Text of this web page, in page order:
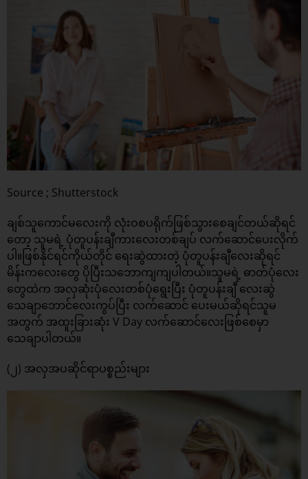
Source ; Shutterstock
ချစ်သူကောင်မလေးကို လုံးဝစပရိုက်ဖြစ်သွားစေချင်တယ်ဆိုရင်
တော့ သူမရဲ့ ပုံတူပန်းချီကားလေးတစ်ချပ် လက်ဆောင်ပေးလိုက်
ပါ။ဖြစ်နိုင်ရင်ကိုယ်တိုင် ရေးဆွဲထားတဲ့ ပုံတူပန်းချီလေးဆိုရင်
မိန်းကလေးတွေ ပိုပြီးသဘောကျကျပါတယ်။သူမရဲ့ ဓာတ်ပုံလေး
တွေထဲက အလှဆုံးပုံလေးတစ်ပုံရွေးပြီး ပုံတူပန်းချီ လေးဆွဲ
သေချာဘောင်လေးကွပ်ပြီး လက်ဆောင် ပေးမယ်ဆိုရင်သူမ
အတွက် အထူးခြားဆုံး V Day လက်ဆောင်လေးဖြစ်စေမှာ
သေချာပါတယ်။
(၂) အလှအပဆိုင်ရာပစ္စည်းများ